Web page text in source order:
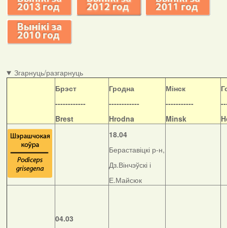
Згарнуць/разгарнуць
Брэст
------------
Brest
Гродна
------------
Hrodna
Мінск
-----------
Minsk
18.04
Бераставіцкі р-н,
Дз.Вінчэўскі і
Е.Майсюк
04.03